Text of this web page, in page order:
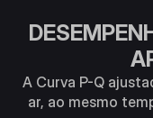
A Curva P-Q
ar, ao mesmo